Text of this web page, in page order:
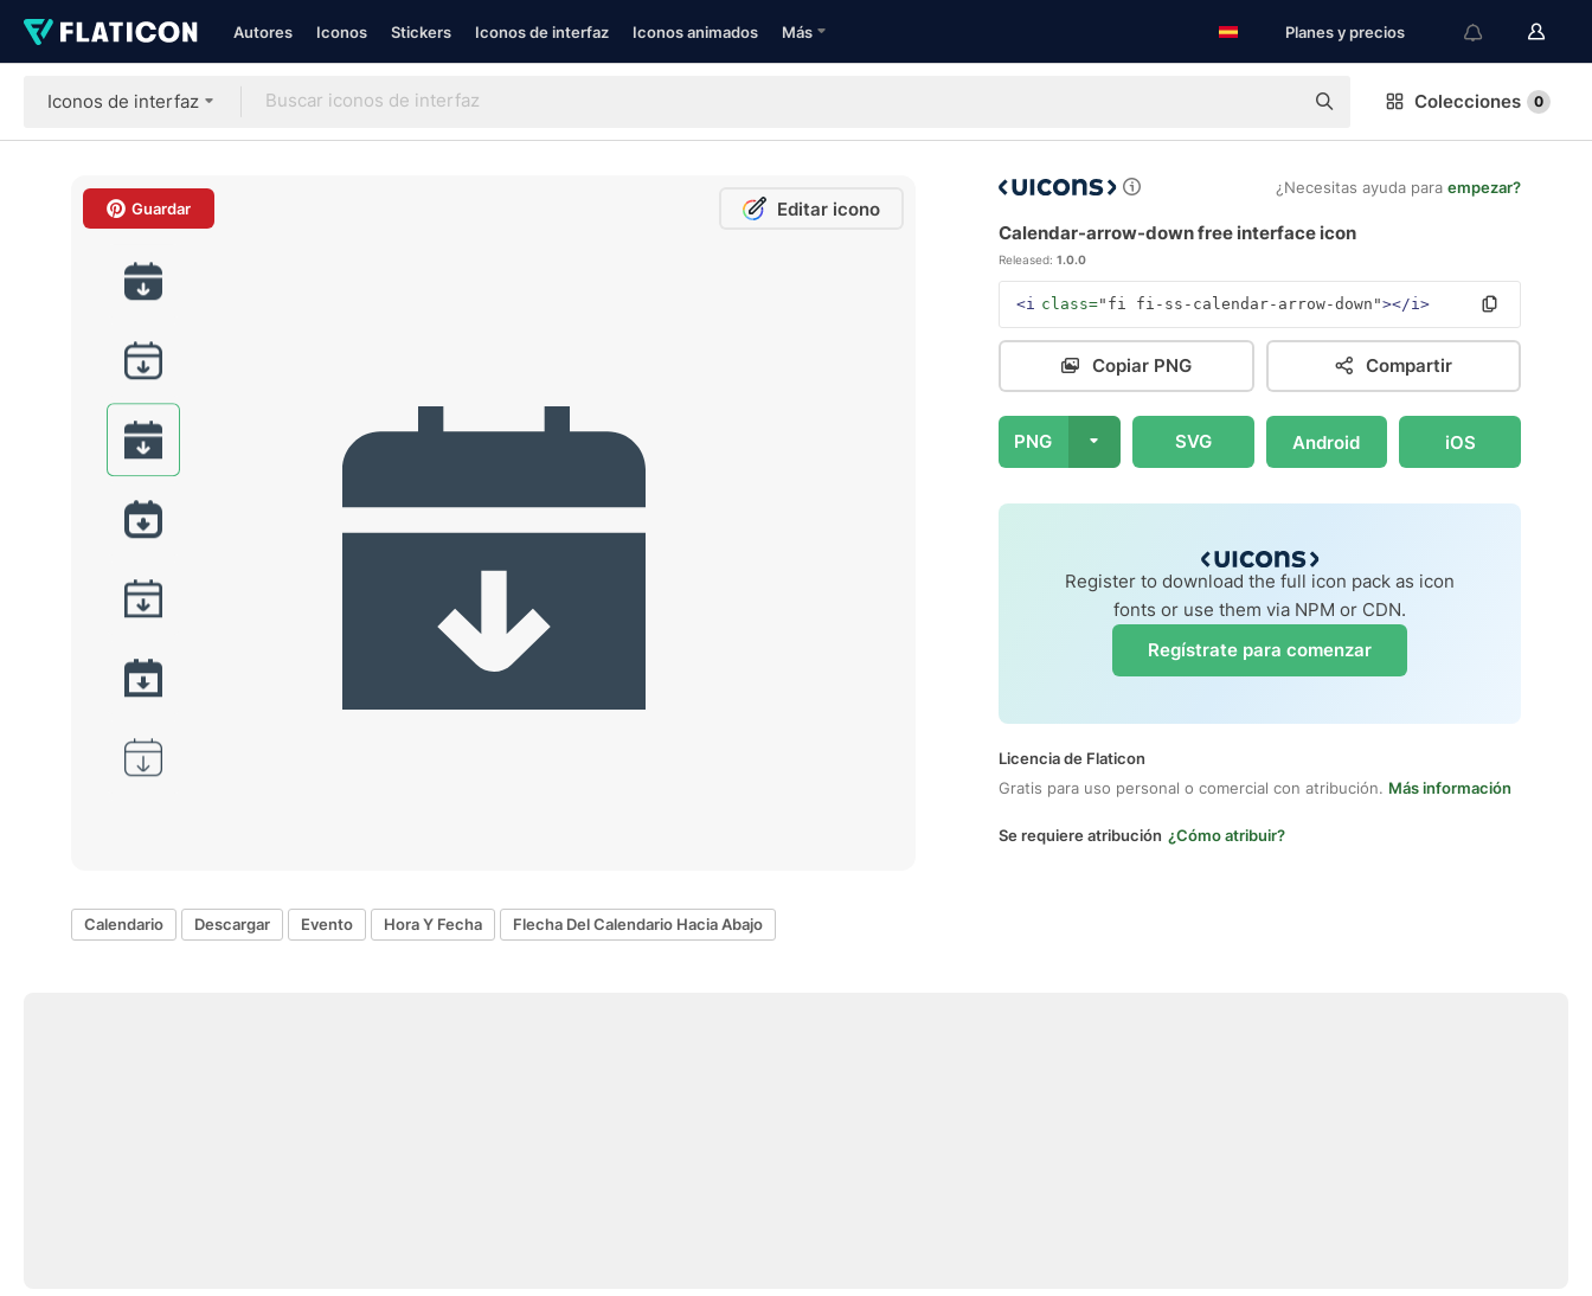
Autores Iconos Stickers Iconos de interfaz Iconos animados Más Planes y precios
Iconos de interfaz Colecciones 0
Guardar Editar icono
¿Necesitas ayuda para empezar?
Calendar-arrow-down free interface icon
Released: 1.0.0
<i class="fi fi-ss-calendar-arrow-down"></i>
Copiar PNG Compartir
PNG SVG Android iOS
Register to download the full icon pack as icon
fonts or use them via NPM or CDN.
Regístrate para comenzar
Licencia de Flaticon
Gratis para uso personal o comercial con atribución. Más información
Se requiere atribución ¿Cómo atribuir?
Calendario Descargar Evento Hora Y Fecha Flecha Del Calendario Hacia Abajo